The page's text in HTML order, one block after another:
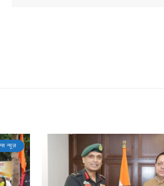
न्यूज़